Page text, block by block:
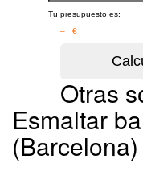
Tu presupuesto es:
– €
Otras
Esmaltar
(Barcelona)